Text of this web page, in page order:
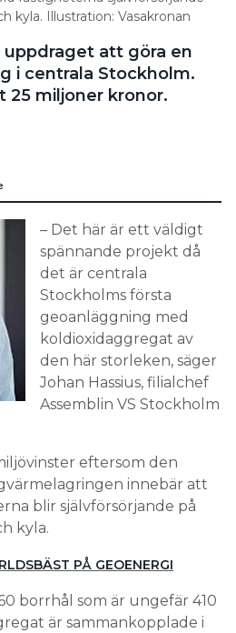
kyla. Illustration: Vasakronan
att göra en
i centrala Stockholm.
25 miljoner kronor.
– Det här är ett väldigt
spännande projekt då
det är centrala
Stockholms första
geoanläggning med
koldioxidaggregat av
den här storleken, säger
Johan Hassius, filialchef
Assemblin VS Stockholm
eftersom den
innebär att
blir självförsörjande på
kyla.
PÅ GEOENERGI
borrhål som är ungefär 410
är sammankopplade i